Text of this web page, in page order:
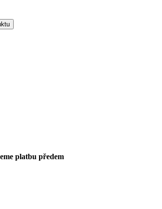
platbu předem